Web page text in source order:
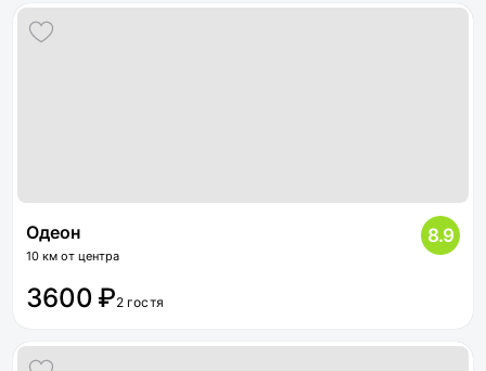
Одеон
10 км от центра
8.9
3600 ₽2 гостя